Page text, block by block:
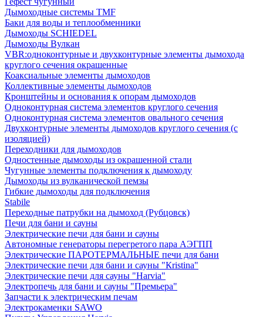
Дымоходные системы TMF
Баки для воды и теплообменники
Дымоходы SCHIEDEL
Дымоходы Вулкан
VBR:одноконтурные и двухконтурные элементы дымохода
круглого сечения окрашенные
Коаксиальные элементы дымоходов
Коллективные элементы дымоходов
Кронштейны и основания к опорам дымоходов
Одноконтурная система элементов круглого сечения
Одноконтурная система элементов овального сечения
Двухконтурные элементы дымоходов круглого сечения (с
изоляцией)
Переходники для дымоходов
Одностенные дымоходы из окрашенной стали
Чугунные элементы подключения к дымоходу
Дымоходы из вулканической пемзы
Гибкие дымоходы для подключения
Stabile
Переходные патрубки на дымоход (Рубцовск)
Печи для бани и сауны
Электрические печи для бани и сауны
Автономные генераторы перегретого пара АЭГПП
Электрические ПАРОТЕРМАЛЬНЫЕ печи для бани
Электрические печи для бани и сауны "Кristina"
Электрические печи для сауны "Harvia"
Электропечь для бани и сауны "Премьера"
Запчасти к электрическим печам
Электрокаменки SAWO